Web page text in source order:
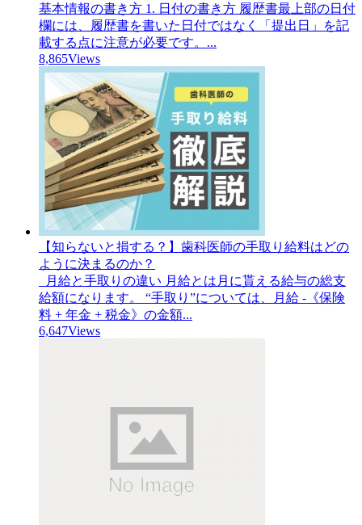
基本情報の書き方 1. 日付の書き方 履歴書最上部の日付
欄には、履歴書を書いた日付ではなく「提出日」を記
載する点に注意が必要です。...
8,865Views
【知らないと損する？】歯科医師の手取り給料はどの
ように決まるのか？
月給と手取りの違い 月給とは月に貰える給与の総支
給額になります。 “手取り”については、月給 -《保険
料 + 年金 + 税金》の金額...
6,647Views